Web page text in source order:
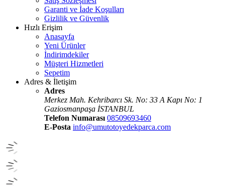
Garanti ve İade Koşulları
Gizlilik ve Güvenlik
Hızlı Erişim
Anasayfa
Yeni Ürünler
İndirimdekiler
Müşteri Hizmetleri
Sepetim
Adres & İletişim
Adres
Merkez Mah. Kehribarcı Sk. No: 33 A Kapı No: 1
Gaziosmanpaşa İSTANBUL
Telefon Numarası 08509693460
E-Posta info@umutotoyedekparca.com